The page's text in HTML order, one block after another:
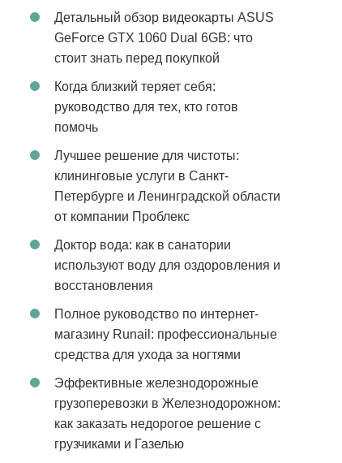
Детальный обзор видеокарты ASUS
GeForce GTX 1060 Dual 6GB: что
стоит знать перед покупкой
Когда близкий теряет себя:
руководство для тех, кто готов
помочь
Лучшее решение для чистоты:
клининговые услуги в Санкт-
Петербурге и Ленинградской области
от компании Проблекс
Доктор вода: как в санатории
используют воду для оздоровления и
восстановления
Полное руководство по интернет-
магазину Runail: профессиональные
средства для ухода за ногтями
Эффективные железнодорожные
грузоперевозки в Железнодорожном:
как заказать недорогое решение с
грузчиками и Газелью